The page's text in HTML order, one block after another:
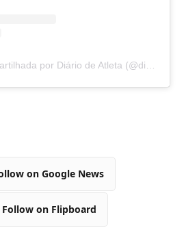
on Google News
Follow on Flipboard